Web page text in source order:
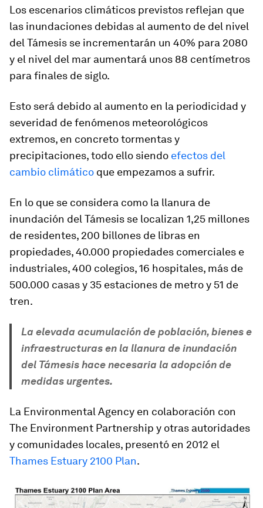
Los escenarios climáticos previstos reflejan que
las inundaciones debidas al aumento de del nivel
del Támesis se incrementarán un 40% para 2080
y el nivel del mar aumentará unos 88 centímetros
para finales de siglo.
Esto será debido al aumento en la periodicidad y
severidad de fenómenos meteorológicos
extremos, en concreto tormentas y
precipitaciones, todo ello siendo efectos del
cambio climático que empezamos a sufrir.
En lo que se considera como la llanura de
inundación del Támesis se localizan 1,25 millones
de residentes, 200 billones de libras en
propiedades, 40.000 propiedades comerciales e
industriales, 400 colegios, 16 hospitales, más de
500.000 casas y 35 estaciones de metro y 51 de
tren.
La elevada acumulación de población, bienes e
infraestructuras en la llanura de inundación
del Támesis hace necesaria la adopción de
medidas urgentes.
La Environmental Agency en colaboración con
The Environment Partnership y otras autoridades
y comunidades locales, presentó en 2012 el
Thames Estuary 2100 Plan.